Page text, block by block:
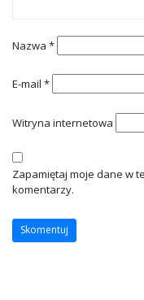
Nazwa *
E-mail *
Witryna internetowa
Zapamiętaj moje dane w
komentarzy.